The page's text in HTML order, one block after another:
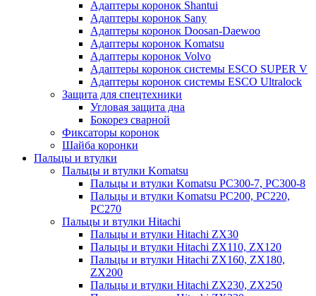
Адаптеры коронок Shantui
Адаптеры коронок Sany
Адаптеры коронок Doosan-Daewoo
Адаптеры коронок Komatsu
Адаптеры коронок Volvo
Адаптеры коронок системы ESCO SUPER V
Адаптеры коронок системы ESCO Ultralock
Защита для спецтехники
Угловая защита дна
Бокорез сварной
Фиксаторы коронок
Шайба коронки
Пальцы и втулки
Пальцы и втулки Komatsu
Пальцы и втулки Komatsu PC300-7, PC300-8
Пальцы и втулки Komatsu PC200, PC220,
PC270
Пальцы и втулки Hitachi
Пальцы и втулки Hitachi ZX30
Пальцы и втулки Hitachi ZX110, ZX120
Пальцы и втулки Hitachi ZX160, ZX180,
ZX200
Пальцы и втулки Hitachi ZX230, ZX250